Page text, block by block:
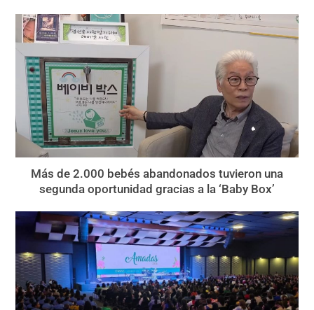
Más de 2.000 bebés abandonados tuvieron una
segunda oportunidad gracias a la ‘Baby Box’